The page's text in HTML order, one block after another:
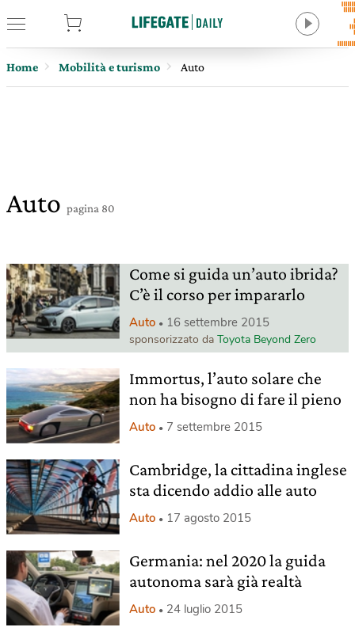
Home Mobilità e turismo Auto
Auto pagina 80
Come si guida un’auto ibrida?
C’è il corso per impararlo
Auto 16 settembre 2015
sponsorizzato da Toyota Beyond Zero
Immortus, l’auto solare che
non ha bisogno di fare il pieno
Auto 7 settembre 2015
Cambridge, la cittadina inglese
sta dicendo addio alle auto
Auto 17 agosto 2015
Germania: nel 2020 la guida
autonoma sarà già realtà
Auto 24 luglio 2015